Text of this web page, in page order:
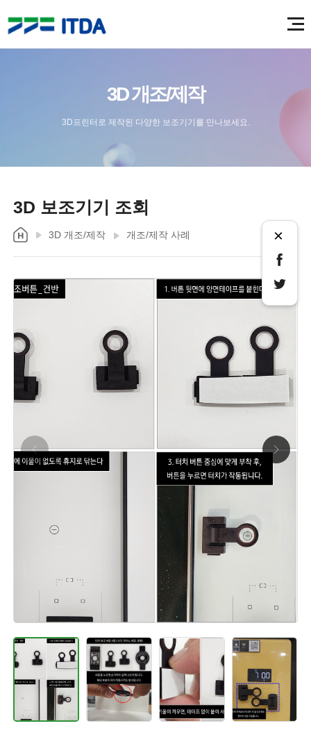
3D 개조/제작
3D프린터로 제작된 다양한 보조기기를 만나보세요.
3D 보조기기 조회
3D 개조/제작 개조/제작 사례 ×